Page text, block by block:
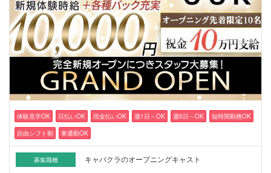
体験見学OK 日払いOK 現金払いOK 週1日～OK 週5日～OK
短時間勤務OK
自由シフト制
車通勤OK
募集職種 キャバクラのオープニングキャスト